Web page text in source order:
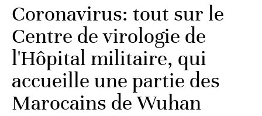
Coronavirus: tout sur le
Centre de virologie de
l'Hôpital militaire, qui
accueille une partie des
Marocains de Wuhan